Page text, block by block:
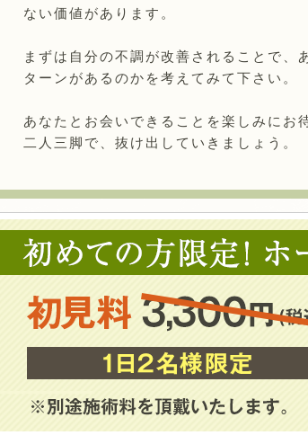
ない価値があります。
まずは自分の不調が改善されることで、
ターンがあるのかを考えてみて下さい。
あなたとお会いできることを楽しみにお
二人三脚で、抜け出していきましょう。